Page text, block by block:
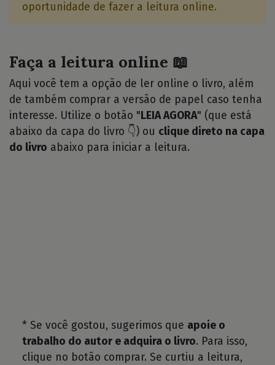
oportunidade de fazer a leitura online.
Faça a leitura online 📖
Aqui você tem a opção de ler online o livro, além
de também comprar a versão de papel caso tenha
interesse. Utilize o botão " LEIA AGORA" (que está
abaixo da capa do livro 👇) ou clique direto na capa
do livro abaixo para iniciar a leitura.
* Se você gostou, sugerimos que apoie o
trabalho do autor e adquira o livro. Para isso,
clique no botão comprar. Se curtiu a leitura,